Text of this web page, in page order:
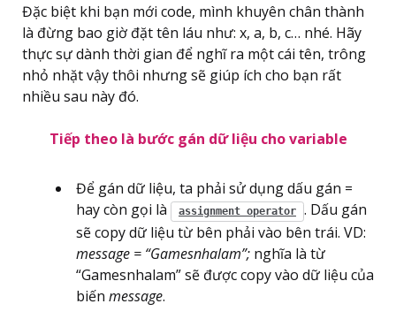
Đặc biệt khi bạn mới code, mình khuyên chân thành
là đừng bao giờ đặt tên láu như: x, a, b, c… nhé. Hãy
thực sự dành thời gian để nghĩ ra một cái tên, trông
nhỏ nhặt vậy thôi nhưng sẽ giúp ích cho bạn rất
nhiều sau này đó.
Tiếp theo là bước gán dữ liệu cho variable
Để gán dữ liệu, ta phải sử dụng dấu gán =
hay còn gọi là
assignment operator
. Dấu gán
sẽ copy dữ liệu từ bên phải vào bên trái. VD:
message = “Gamesnhalam”; nghĩa là từ
“Gamesnhalam” sẽ được copy vào dữ liệu của
biến message.